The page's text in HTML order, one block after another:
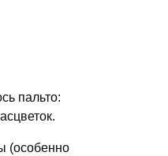
пальто:
(особенно